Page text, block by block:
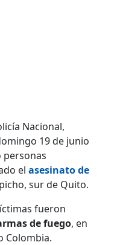
Nacional,
19 de junio
personas
elasesinato de
sur de Quito.
fueron
de fuego, en
Colombia.